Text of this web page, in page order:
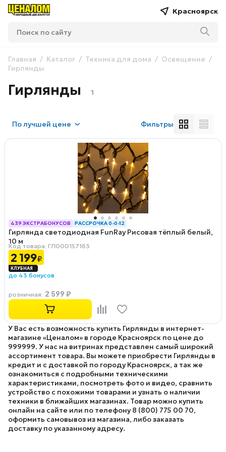
Красноярск
Главная Каталог Техника для дома
Освещение
Гирлянды
Гирлянды 1
Получшей цене Фильтры
439 ЭКСТРАБОНУСОВ РАССРОЧКА 0-0-12
Гирлянда светодиодная FunRay Рисовая тёплый белый,
10 м
Код товара: ГЛ000157163
2 199₽
до 43 бонусов
розничная: 2 599 ₽
У Вас есть возможность купить Гирлянды в интернет-
магазине «Ценалом» в городе Красноярск по цене до
999999. У нас на витринах представлен самый широкий
ассортимент товара. Вы можете приобрести Гирлянды в
кредит и с доставкой по городу Красноярск, а так же
ознакомиться с подробными техническими
характеристиками, посмотреть фото и видео, сравнить
устройство с похожими товарами и узнать о наличии
техники в ближайших магазинах. Товар можно купить
онлайн на сайте или по телефону 8 (800) 775 00 70,
оформить самовывоз из магазина, либо заказать
доставку по указанному адресу.